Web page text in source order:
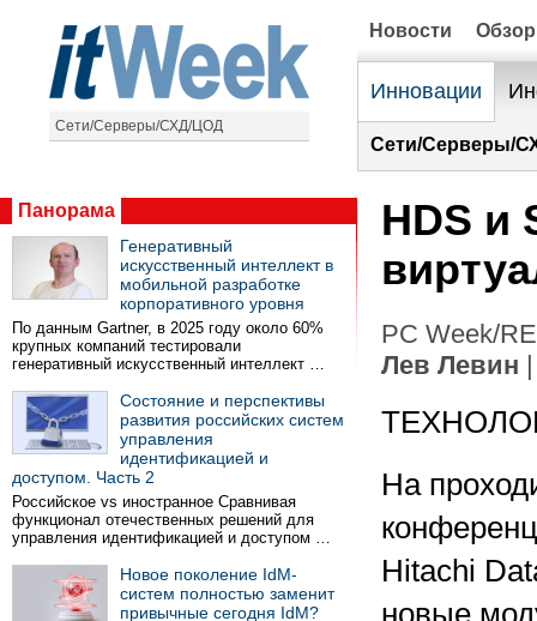
Сети/Серверы/СХД/ЦОД
Новости
Инновации
Сети/Серверы/
Панорама
Генеративный
искусственный интеллект в
мобильной разработке
корпоративного уровня
По данным Gartner, в 2025 году около 60%
крупных компаний тестировали
генеративный искусственный интеллект …
Состояние и перспективы
развития российских систем
управления
идентификацией и
доступом. Часть 2
Российское vs иностранное Сравнивая
функционал отечественных решений для
управления идентификацией и доступом …
Новое поколение IdM-
систем полностью заменит
привычные сегодня IdM?
HDS и
PC Week/
Лев Левин
На
Hitachi
новые